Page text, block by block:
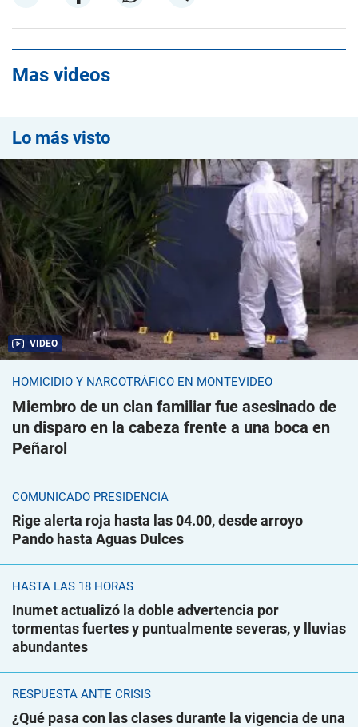
Mas videos
Lo más visto
VIDEO
HOMICIDIO Y NARCOTRÁFICO EN MONTEVIDEO
Miembro de un clan familiar fue asesinado de
un disparo en la cabeza frente a una boca en
Peñarol
COMUNICADO PRESIDENCIA
Rige alerta roja hasta las 04.00, desde arroyo
Pando hasta Aguas Dulces
HASTA LAS 18 HORAS
Inumet actualizó la doble advertencia por
tormentas fuertes y puntualmente severas, y lluvias
abundantes
RESPUESTA ANTE CRISIS
¿Qué pasa con las clases durante la vigencia de una